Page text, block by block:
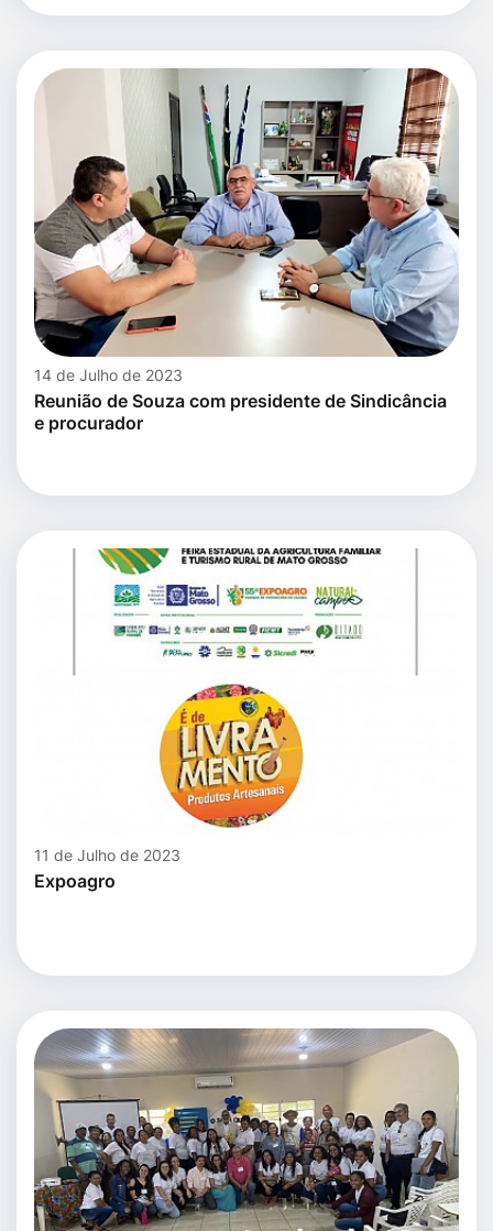
14 de Julho de 2023
Reunião de Souza com presidente de Sindicância
e procurador
11 de Julho de 2023
Expoagro